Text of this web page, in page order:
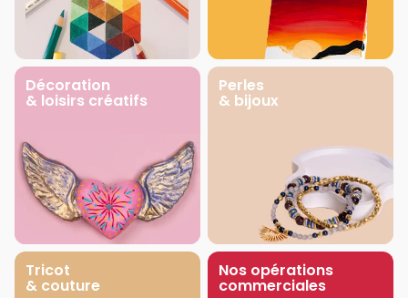
Décoration
& loisirs créatifs
Perles
& bijoux
Tricot
& couture
Nos opérations
commerciales